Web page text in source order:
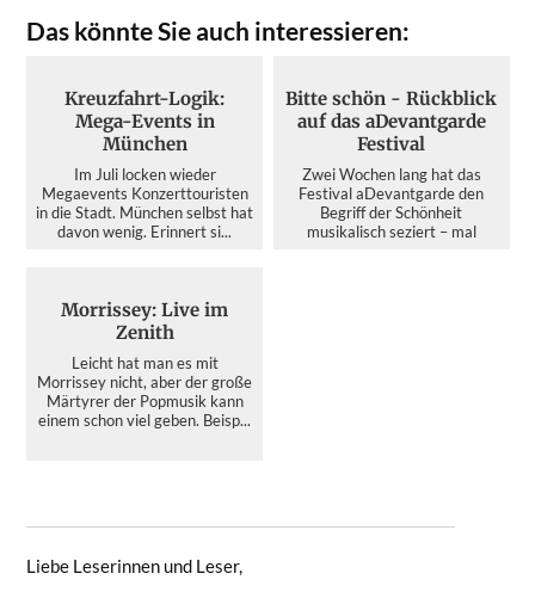
Das könnte Sie auch interessieren:
Kreuzfahrt-Logik:
Mega-Events in
München
Im Juli locken wieder
Megaevents Konzerttouristen
in die Stadt. München selbst hat
davon wenig. Erinnert si...
Bitte schön - Rückblick
auf das aDevantgarde
Festival
Zwei Wochen lang hat das
Festival aDevantgarde den
Begriff der Schönheit
musikalisch seziert – mal
Morrissey: Live im
Zenith
Leicht hat man es mit
Morrissey nicht, aber der große
Märtyrer der Popmusik kann
einem schon viel geben. Beisp...
Liebe Leserinnen und Leser,